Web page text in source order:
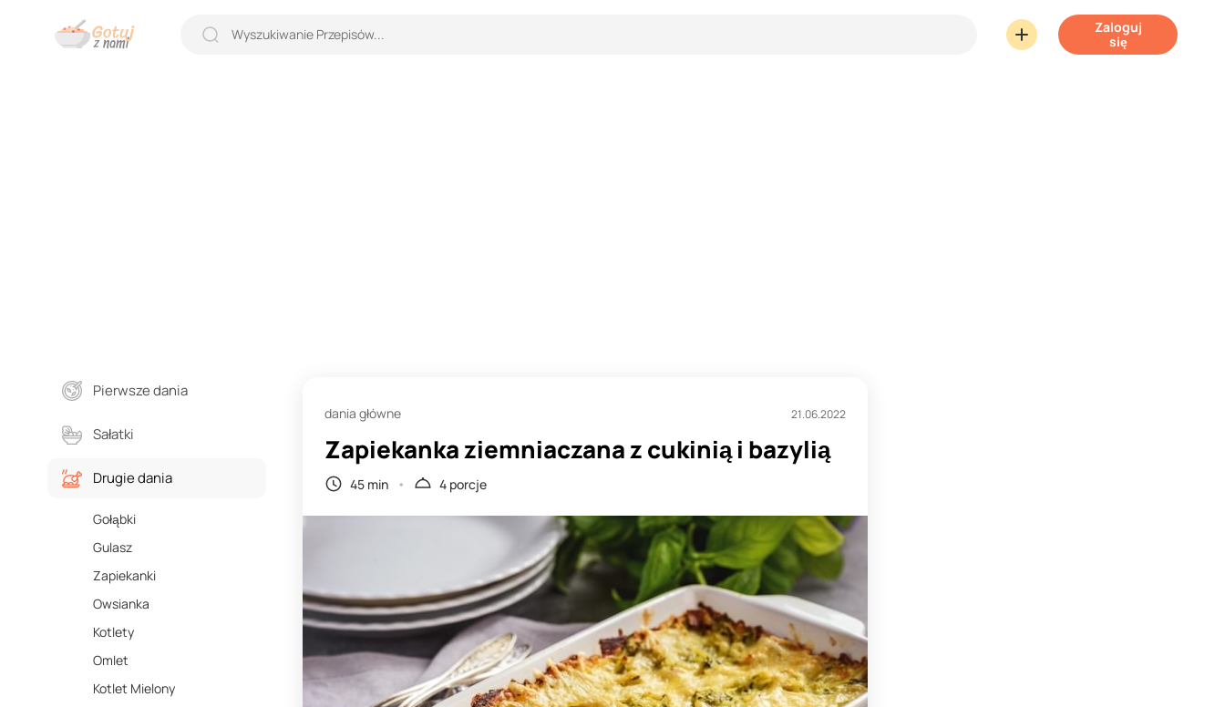
Zaloguj
się
Pierwsze dania
Sałatki
Drugie dania
Gołąbki
Gulasz
Zapiekanki
Owsianka
Kotlety
Omlet
Kotlet Mielony
dania główne 21.06.2022
Zapiekanka ziemniaczana z cukinią i bazylią
45 min 4 porcje